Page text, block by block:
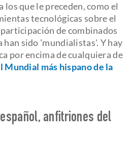
que le preceden, como el
tecnológicas sobre el
de combinados
han sido 'mundialistas'. Y hay
por encima de cualquiera de
Mundial más hispano de la
anfitriones del